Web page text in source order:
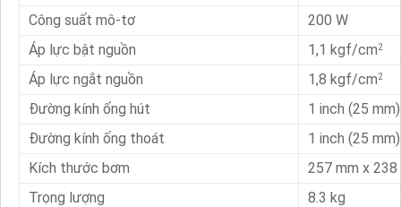
Công suất mô-tơ
200 W
Áp lực bật nguồn
1,1 kgf/cm2
Áp lực ngắt nguồn 1,8 kgf/cm2
Đường kính ống hút
1 inch (25 mm)
Đường kính ống thoát
1 inch (25 mm)
Kích thước bơm
257 mm x
Trọng lượng
8.3 kg